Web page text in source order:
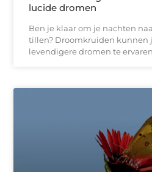
lucide dromen
Ben je klaar om je nachten
tillen? Droomkruiden kunnen
levendigere dromen te